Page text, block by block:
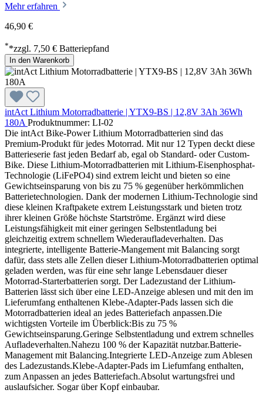
Mehr erfahren
46,90 €
**zzgl. 7,50 € Batteriepfand
In den Warenkorb
intAct Lithium Motorradbatterie | YTX9-BS | 12,8V 3Ah 36Wh
180A Produktnummer: LI-02
Die intAct Bike-Power Lithium Motorradbatterien sind das
Premium-Produkt für jedes Motorrad. Mit nur 12 Typen deckt diese
Batterieserie fast jeden Bedarf ab, egal ob Standard- oder Custom-
Bike. Diese Lithium-Motorradbatterien mit Lithium-Eisenphosphat-
Technologie (LiFePO4) sind extrem leicht und bieten so eine
Gewichtseinsparung von bis zu 75 % gegenüber herkömmlichen
Batterietechnologien. Dank der modernen Lithium-Technologie sind
diese kleinen Kraftpakete extrem Leistungsstark und bieten trotz
ihrer kleinen Größe höchste Startströme. Ergänzt wird diese
Leistungsfähigkeit mit einer geringen Selbstentladung bei
gleichzeitig extrem schnellem Wiederaufladeverhalten. Das
integrierte, intelligente Batterie-Mangement mit Balancing sorgt
dafür, dass stets alle Zellen dieser Lithium-Motorradbatterien optimal
geladen werden, was für eine sehr lange Lebensdauer dieser
Motorrad-Starterbatterien sorgt. Der Ladezustand der Lithium-
Batterien lässt sich über eine LED-Anzeige ablesen und mit den im
Lieferumfang enthaltenen Klebe-Adapter-Pads lassen sich die
Motorradbatterien ideal an jedes Batteriefach anpassen.Die
wichtigsten Vorteile im Überblick:Bis zu 75 %
Gewichtseinsparung.Geringe Selbstentladung und extrem schnelles
Aufladeverhalten.Nahezu 100 % der Kapazität nutzbar.Batterie-
Management mit Balancing.Integrierte LED-Anzeige zum Ablesen
des Ladezustands.Klebe-Adapter-Pads im Liefumfang enthalten,
zum Anpassen an jedes Batteriefach.Absolut wartungsfrei und
auslaufsicher. Sogar über Kopf einbaubar.